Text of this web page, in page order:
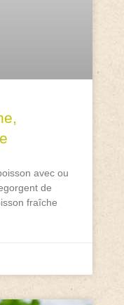
avec ou
de
fraîche